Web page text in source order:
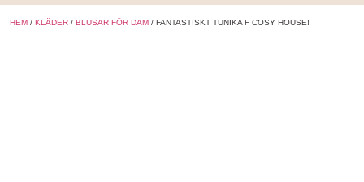
HEM / KLÄDER / BLUSAR FÖR DAM / FANTASTISKT TUNIKA F COSY HOUSE!